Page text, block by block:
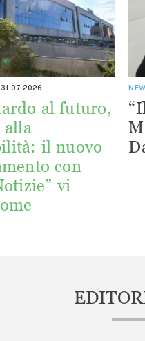
31.07.2026
al futuro,
alla
il nuovo
con
vi